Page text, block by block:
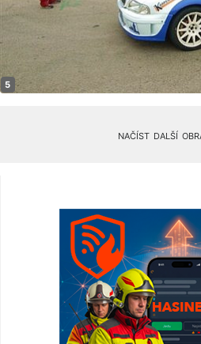
načíst další